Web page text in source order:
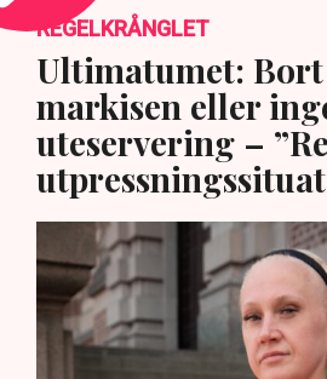
REGELKRÅNGLET
Ultimatumet: Bort
markisen eller
uteservering –